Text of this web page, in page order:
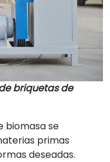
briquetas de
biomasa se
primas
deseadas.